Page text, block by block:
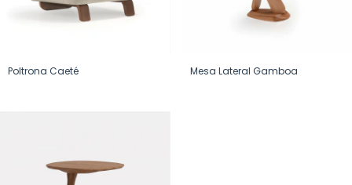
Poltrona Caeté Mesa Lateral Gamboa